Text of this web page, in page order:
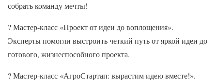
собрать команду мечты!
?Мастер-класс «Проект от идеи до воплощения».
Эксперты помогли выстроить четкий путь от яркой идеи до
готового, жизнеспособного проекта.
?Мастер-класс «АгроСтартап: вырастим идею вместе!».